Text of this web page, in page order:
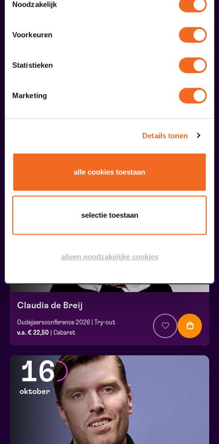
Noodzakelijk
Voorkeuren
Statistieken
Marketing
Details tonen
alle cookies toestaan
selectie toestaan
alleen noodzakelijke cookies
€ 39,50
meer informatie
uitverkocht
02
Claudia de Breij
Oudejaarsconference 2026 | Try-out
v.a. € 22,50 | Cabaret
16
oktober